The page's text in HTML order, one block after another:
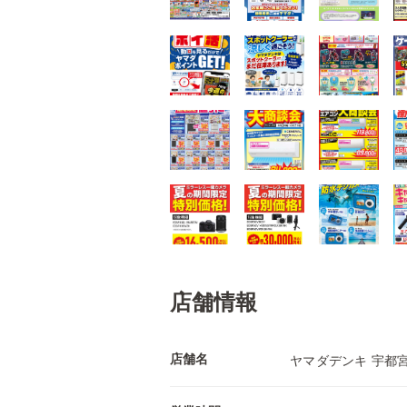
店舗情報
店舗名 ヤマダデンキ 宇都